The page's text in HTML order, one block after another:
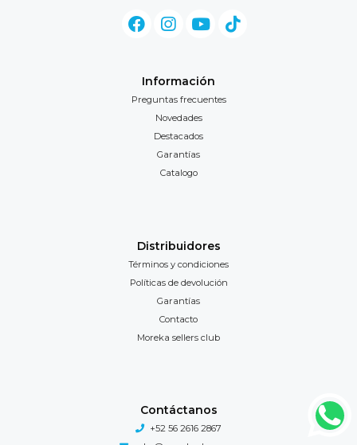
Información
Preguntas frecuentes
Novedades
Destacados
Garantías
Catalogo
Distribuidores
Términos y condiciones
Políticas de devolución
Garantías
Contacto
Moreka sellers club
Contáctanos
+52 56 2616 2867